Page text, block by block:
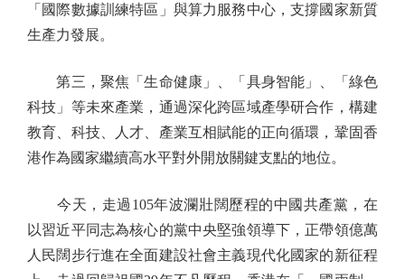
「國際數據訓練特區」與算力服務中心，支撐國家新質
生產力發展。
第三，聚焦「生命健康」、「具身智能」、「綠色
科技」等未來產業，通過深化跨區域產學研合作，構建
教育、科技、人才、產業互相賦能的正向循環，鞏固香
港作為國家繼續高水平對外開放關鍵支點的地位。
今天，走過105年波瀾壯闊歷程的中國共產黨，在
以習近平同志為核心的黨中央堅強領導下，正帶領億萬
人民闊步行進在全面建設社會主義現代化國家的新征程